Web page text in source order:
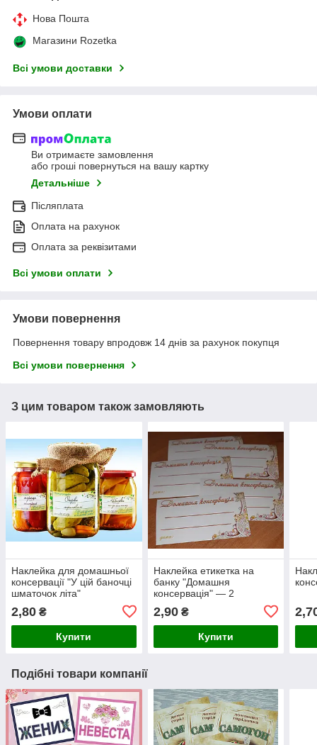
Нова Пошта
Магазини Rozetka
Всі умови доставки
Умови оплати
Ви отримаєте замовлення
або гроші повернуться на вашу картку
Детальніше
Післяплата
Оплата на рахунок
Оплата за реквізитами
Всі умови оплати
Умови повернення
Повернення товару впродовж 14 днів за рахунок покупця
Всі умови повернення
З цим товаром також замовляють
Наклейка для домашньої
консервації "У цій баночці
шматочок літа"
2,80 ₴
Купити
Наклейка етикетка на
банку "Домашня
консервація" — 2
2,90₴
Купити
Подібні товари компанії